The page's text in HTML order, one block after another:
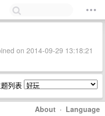
on 2014-09-29 13:18:21
列表
About · Language